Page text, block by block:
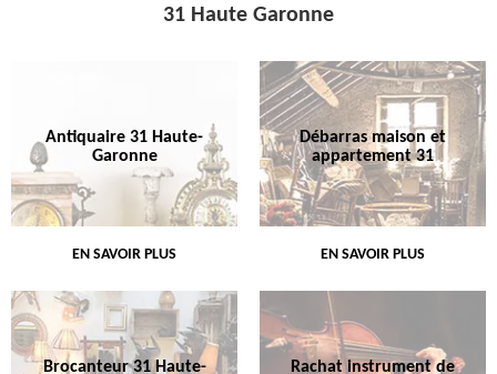
31 Haute Garonne
Antiquaire 31 Haute-
Garonne
EN SAVOIR PLUS
Débarras maison et
appartement 31
EN SAVOIR PLUS
Brocanteur 31 Haute-
Rachat instrument de